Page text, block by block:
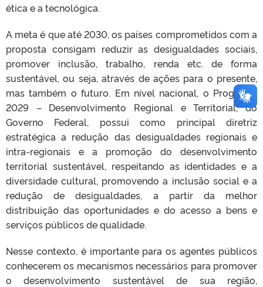
ética e a tecnológica.
A meta é que até 2030, os países comprometidos com a
proposta consigam reduzir as desigualdades sociais,
promover inclusão, trabalho, renda etc. de forma
sustentável, ou seja, através de ações para o presente,
mas também o futuro. Em nível nacional, o Programa
2029 – Desenvolvimento Regional e Territorial, do
Governo Federal, possui como principal diretriz
estratégica a redução das desigualdades regionais e
intra-regionais e a promoção do desenvolvimento
territorial sustentável, respeitando as identidades e a
diversidade cultural, promovendo a inclusão social e a
redução de desigualdades, a partir da melhor
distribuição das oportunidades e do acesso a bens e
serviços públicos de qualidade.
Nesse contexto, é importante para os agentes públicos
conhecerem os mecanismos necessários para promover
o desenvolvimento sustentável de sua região,